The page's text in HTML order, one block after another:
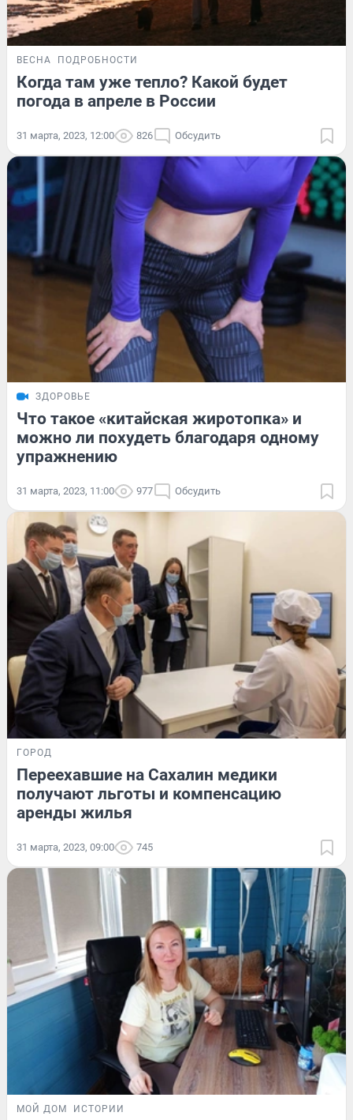
ВЕСНА ПОДРОБНОСТИ
Когда там уже тепло? Какой будет
погода в апреле в России
31 марта, 2023, 12:00 826 Обсудить
ЗДОРОВЬЕ
Что такое «китайская жиротопка» и
можно ли похудеть благодаря одному
упражнению
31 марта, 2023, 11:00 977 Обсудить
ГОРОД
Переехавшие на Сахалин медики
получают льготы и компенсацию
аренды жилья
31 марта, 2023, 09:00 745
МОЙ ДОМ ИСТОРИИ